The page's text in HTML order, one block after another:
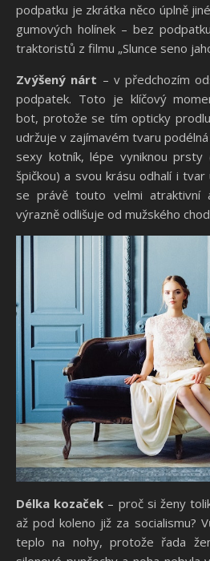
podpatku je zkrátka něco úplně
gumových holínek – bez
traktoristů z filmu „Slunce seno
Zvýšený nárt – v předchozím
podpatek. Toto je klíčový
bot, protože se tím opticky
udržuje v zajímavém tvaru
sexy kotník, lépe vyniknou
špičkou) a svou krásu odhalí i
se právě touto velmi atraktivní
výrazně odlišuje od mužského
Délka kozaček – proč si ženy
až pod koleno již za socialismu?
teplo na nohy, protože řada